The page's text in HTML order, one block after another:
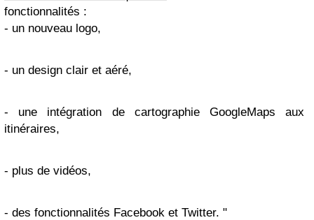
fonctionnalités :
- un nouveau logo,
- un design clair et aéré,
- une intégration de cartographie GoogleMaps aux
itinéraires,
- plus de vidéos,
- des fonctionnalités Facebook et Twitter. "